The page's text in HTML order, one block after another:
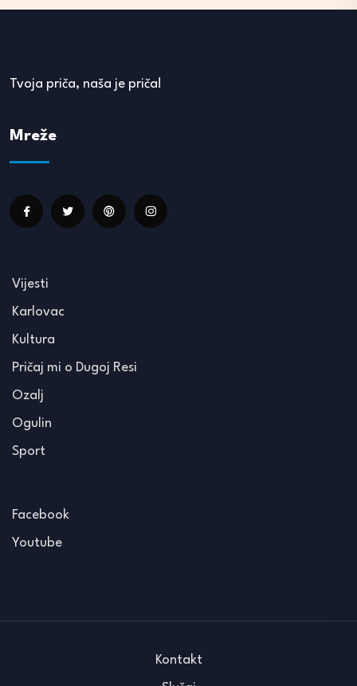
Tvoja priča, naša je priča!
Mreže
Vijesti
Karlovac
Kultura
Pričaj mi o Dugoj Resi
Ozalj
Ogulin
Sport
Facebook
Youtube
Kontakt